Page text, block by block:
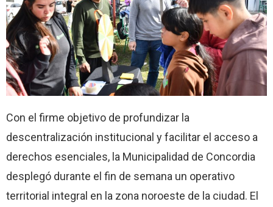
Con el firme objetivo de profundizar la
descentralización institucional y facilitar el acceso a
derechos esenciales, la Municipalidad de Concordia
desplegó durante el fin de semana un operativo
territorial integral en la zona noroeste de la ciudad. El